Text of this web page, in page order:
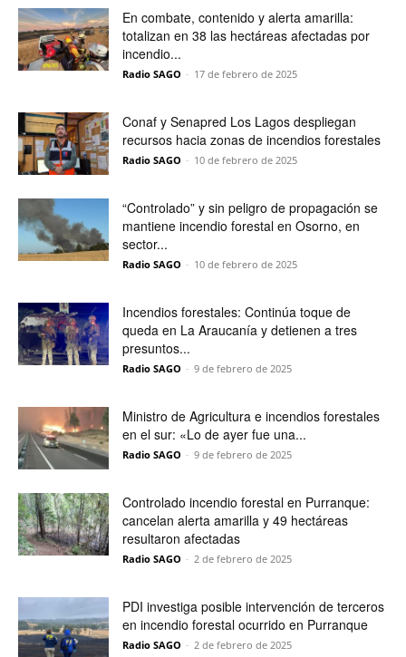
En combate, contenido y alerta amarilla:
totalizan en 38 las hectáreas afectadas por
incendio...
Radio SAGO - 17 de febrero de 2025
Conaf y Senapred Los Lagos despliegan
recursos hacia zonas de incendios forestales
Radio SAGO - 10 de febrero de 2025
“Controlado” y sin peligro de propagación se
mantiene incendio forestal en Osorno, en
sector...
Radio SAGO - 10 de febrero de 2025
Incendios forestales: Continúa toque de
queda en La Araucanía y detienen a tres
presuntos...
Radio SAGO - 9 de febrero de 2025
Ministro de Agricultura e incendios forestales
en el sur: «Lo de ayer fue una...
Radio SAGO - 9 de febrero de 2025
Controlado incendio forestal en Purranque:
cancelan alerta amarilla y 49 hectáreas
resultaron afectadas
Radio SAGO - 2 de febrero de 2025
PDI investiga posible intervención de terceros
en incendio forestal ocurrido en Purranque
Radio SAGO - 2 de febrero de 2025